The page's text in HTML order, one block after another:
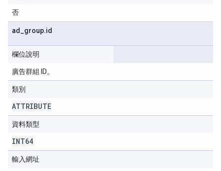
否
ad group.id
欄位說明
廣告群組 ID。
類別
ATTRIBUTE
資料類型
INT64
輸入網址